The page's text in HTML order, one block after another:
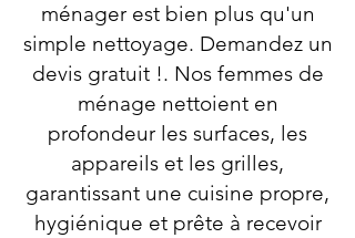
ménager est bien plus qu'un
simple nettoyage. Demandez un
devis gratuit !. Nos femmes de
ménage nettoient en
profondeur les surfaces, les
appareils et les grilles,
garantissant une cuisine propre,
hygiénique et prête à recevoir